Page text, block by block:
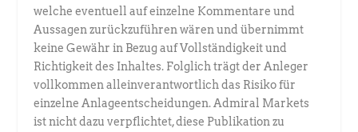
welche eventuell auf einzelne Kommentare und
Aussagen zurückzuführen wären und übernimmt
keine Gewähr in Bezug auf Vollständigkeit und
Richtigkeit des Inhaltes. Folglich trägt der Anleger
vollkommen alleinverantwortlich das Risiko für
einzelne Anlageentscheidungen. Admiral Markets
ist nicht dazu verpflichtet, diese Publikation zu